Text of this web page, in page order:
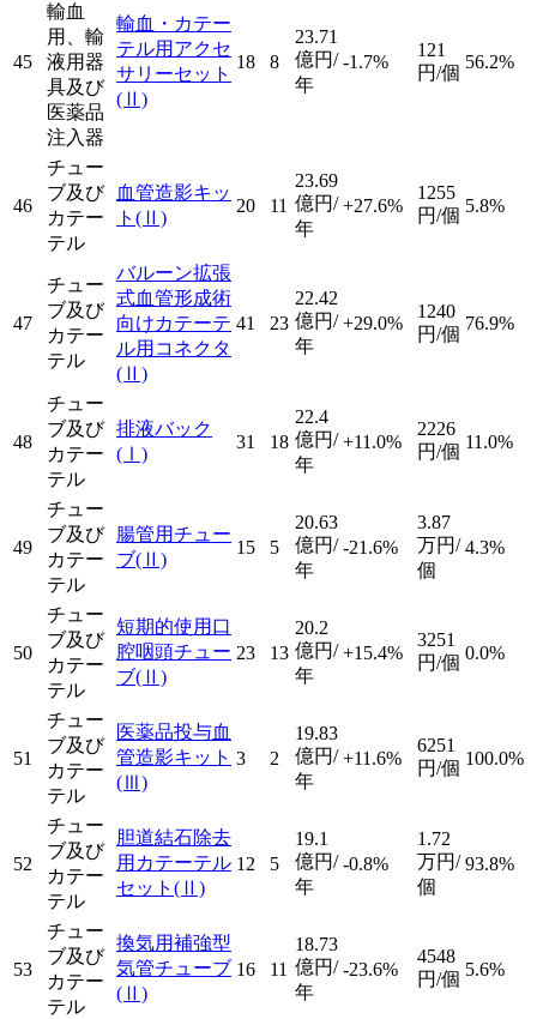
45
輸血
用、輸
液用器
具及び
医薬品
注入器
輸血・カテー
テル用アクセ
サリーセット
(Ⅱ)
18 8
23.71
億円/
年
-1.7%
121
円/個
56.2%
46
チュー
ブ及び
カテー
テル
血管造影キッ
ト (Ⅱ)
20 11
23.69
億円/
年
+27.6%
1255
円/個 5.8%
47
チュー
ブ及び
カテー
テル
バルーン拡張
式血管形成術
向けカテーテ
ル用コネクタ
(Ⅱ)
41 23
22.42
億円/
年
+29.0%
1240
円/個
76.9%
48
チュー
ブ及び
カテー
テル
排液バック
(Ⅰ)
31 18
22.4
億円/
年
+11.0%
2226
円/個 11.0%
49
チュー
ブ及び
カテー
テル
腸管用チュー
ブ(Ⅱ)
15 5
20.63
億円/
年
-21.6%
3.87
万円/
個
4.3%
50
チュー
ブ及び
カテー
テル
短期的使用口
腔咽頭チュー
ブ(Ⅱ)
23 13
20.2
億円/
年
+15.4%
3251
円/個 0.0%
51
チュー
ブ及び
カテー
テル
医薬品投与血
管造影キット
(Ⅲ)
3 2
19.83
億円/
年
+11.6%
6251
円/個 100.0%
52
チュー
ブ及び
カテー
テル
胆道結石除去
用カテーテル
セット (Ⅱ)
12 5
19.1
億円/
年
-0.8%
1.72
万円/
個
93.8%
53
チュー
ブ及び
カテー
テル
換気用補強型
気管チューブ
(Ⅱ)
16 11
18.73
億円/
年
-23.6%
4548
円/個 5.6%